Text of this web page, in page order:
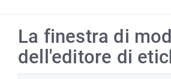
La finestra di
dell'editore di